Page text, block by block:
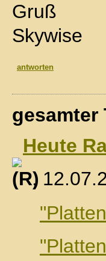
Gruß
Skywise
antworten
gesamter
Heute
,